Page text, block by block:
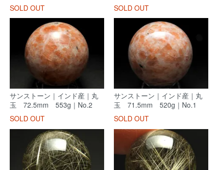
SOLD OUT
SOLD OUT
サンストーン｜インド産｜丸
玉 72.5mm 553g｜No.2
SOLD OUT
サンストーン｜インド産｜丸
玉 71.5mm 520g｜No.1
SOLD OUT